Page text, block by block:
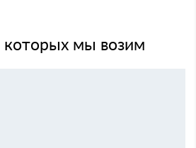
мы возим